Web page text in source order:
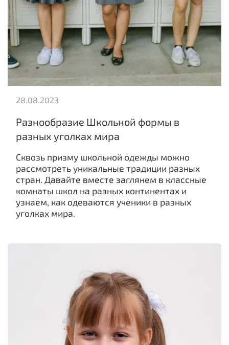
Разнообразие Школьной формы в
разных уголках мира
Сквозь призму школьной одежды можно
рассмотреть уникальные традиции разных
стран. Давайте вместе заглянем в классные
комнаты школ на разных континентах и
узнаем, как одеваются ученики в разных
уголках мира.
28.08.2023